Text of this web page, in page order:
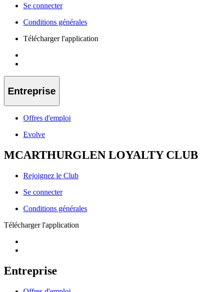
Se connecter
Conditions générales
Télécharger l'application
Entreprise
Offres d'emploi
Evolve
MCARTHURGLEN LOYALTY CLUB
Rejoignez le Club
Se connecter
Conditions générales
Télécharger l'application
Entreprise